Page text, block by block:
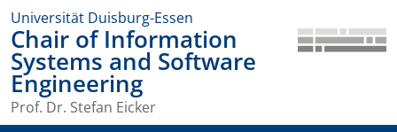
Universität Duisburg-Essen
Chair of Information
Systems and Software
Engineering
Prof. Dr. Stefan Eicker